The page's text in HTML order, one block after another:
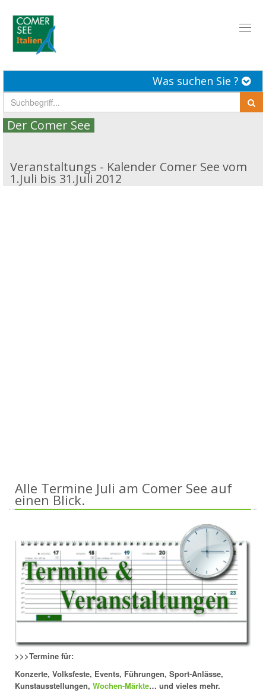
Was suchen Sie ?
Der Comer See
Veranstaltungs - Kalender Comer See vom
1.Juli bis 31.Juli 2012
Alle Termine Juli am Comer See auf
einen Blick.
>>>Termine für:
Konzerte, Volksfeste, Events, Führungen, Sport-Anlässe,
Kunstausstellungen, Wochen-Märkte… und vieles mehr.